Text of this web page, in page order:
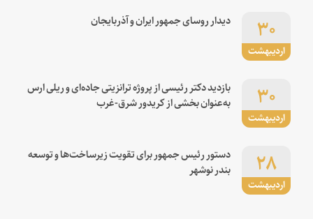
اردیبهشت
۳۰ دیدار روسای جمهور ایران و آذربایجان
اردیبهشت
۳۰
بازدید دکتر رئیسی از پروژه ترانزیتی جاده‌ای و ریلی ارس
به‌عنوان بخشی از کریدور شرق-غرب
اردیبهشت
۲۸
دستور رئیس جمهور برای تقویت زیرساخت‌ها و توسعه
بندر نوشهر